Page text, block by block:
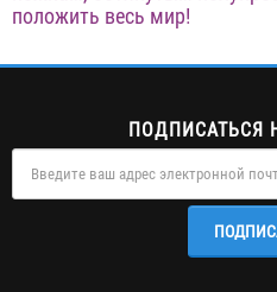
положить весь мир!
ПОДПИСАТЬСЯ